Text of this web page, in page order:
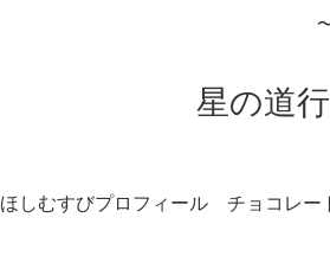
星の道
ほしむすびプロフィール チョコレー